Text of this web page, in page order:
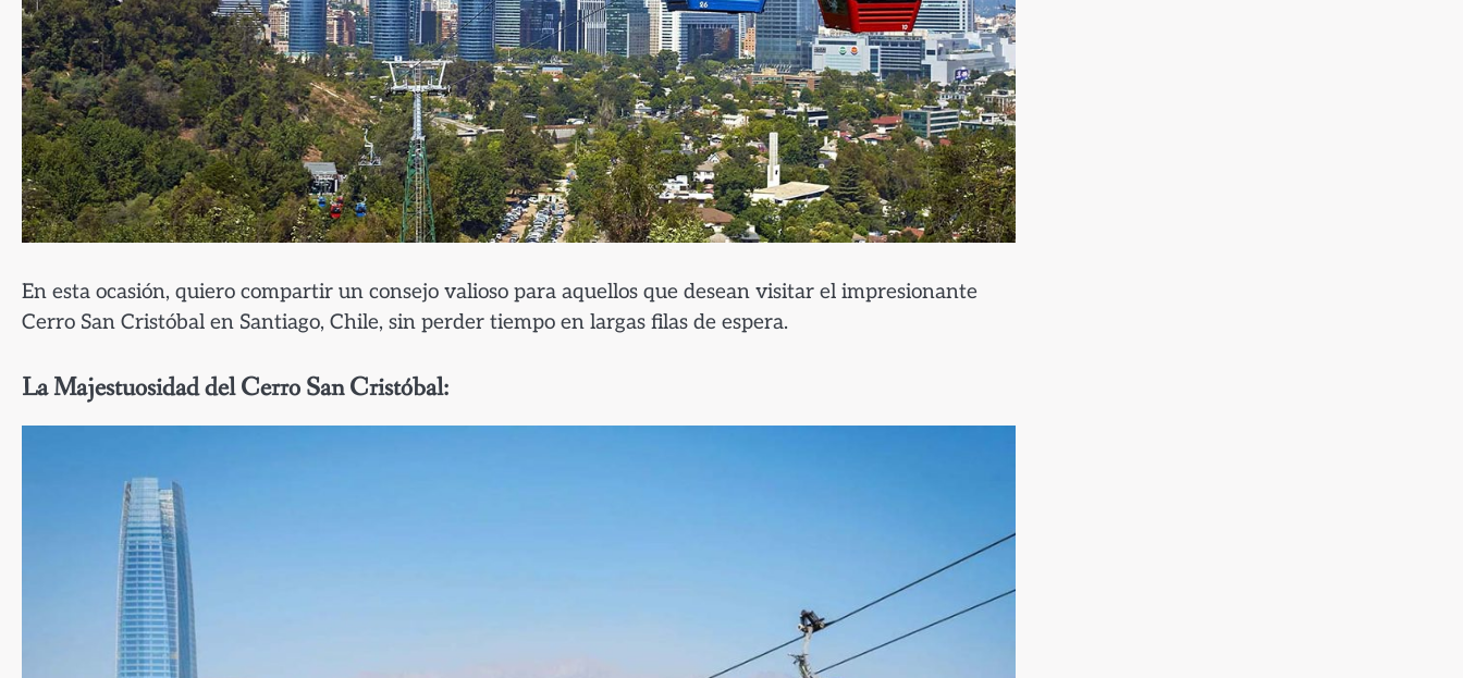
En esta ocasión, quiero compartir un consejo valioso para aquellos que desean visitar el impresionante
Cerro San Cristóbal en Santiago, Chile, sin perder tiempo en largas filas de espera.
La Majestuosidad del Cerro San Cristóbal: